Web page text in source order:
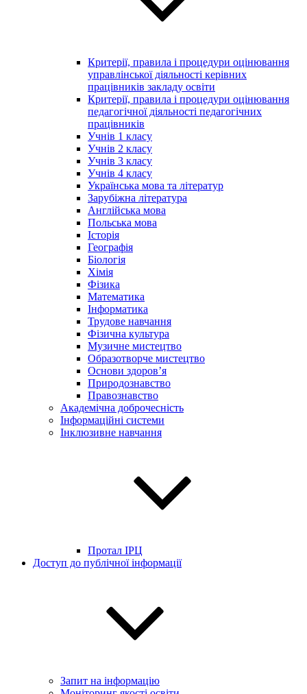
Критерії, правила і процедури оцінювання
управлінської діяльності керівних
працівників закладу освіти
Критерії, правила і процедури оцінювання
педагогічної діяльності педагогічних
працівників
Учнів 1 класу
Учнів 2 класу
Учнів 3 класу
Учнів 4 класу
Українська мова та літератур
Зарубіжна література
Англійська мова
Польська мова
Історія
Географія
Біологія
Хімія
Фізика
Математика
Інформатика
Трудове навчання
Фізична культура
Музичне мистецтво
Образотворче мистецтво
Основи здоров’я
Природознавство
Правознавство
Академічна доброчесність
Інформаційні системи
Інклюзивне навчання
Протал ІРЦ
Доступ до публічної інформації
Запит на інформацію